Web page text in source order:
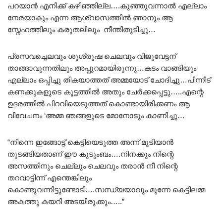
പറയാൻ എനിക്ക് കഴിഞ്ഞില്ല….കുഞ്ഞുവന്നാൽ എല്ലാം
നേരയാകും എന്ന ആശ്വാസത്തിൽ ഞാനും ആ
സ്നേഹത്തിലും കരുതലിലും നീന്തിതുടിച്ചു…
പ്രസവച്ചെലവും ശുശ്രൂഷ ചെലവും വിജുവേട്ടന്
താങ്ങാവുന്നതിലും അപ്പുറമായിരുന്നു…കടം വാങ്ങിയും
എല്ലാം ഒപ്പിച്ചു തികയാത്തത് അമ്മയോട് ചോദിച്ചു…പിന്നീട്
കണക്കുകളുടെ കൂട്ടത്തിൽ അതും ചേർക്കപ്പെട്ടു…..എന്റെ
ഉദരത്തിൽ പിറവിയെടുത്തത് കൊണ്ടായിരിക്കണം ആ
വിവേചനം ‘അമ്മ ഞങ്ങളുടെ മോനോടും കാണിച്ചു…
“നിന്നെ ഇങ്ങോട്ട് കെട്ടിയെടുത്ത അന്ന് മുടിയാൻ
തുടങ്ങിയതാണ് ഈ കുടുംബം….നിനക്കും നിന്റെ
അസത്തിനും ചെല്ലും ചെലവും തരാൻ നീ നിന്റെ
തറവാട്ടിന്ന് എന്തെങ്കിലും
കൊണ്ടുവന്നിട്ടുണ്ടോടി….സന്ധ്യയാവും മുന്നേ കെട്ടിലമ്മ
അകത്തു കയറി അടയിരുക്കും…..”